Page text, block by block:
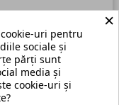
ta.
×
uri pentru
sociale și
părți sunt
media și
cookie-uri și